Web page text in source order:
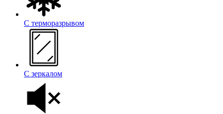
С терморазрывом
С зеркалом